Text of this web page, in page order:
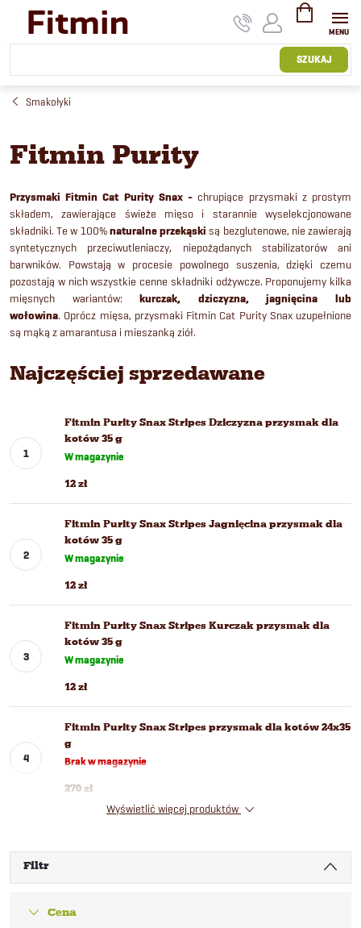
treści
SZUKAJ
KOSZYK
Smakołyki
Fitmin Purity
Przysmaki Fitmin Cat Purity Snax - chrupiące przysmaki z prostym
składem, zawierające świeże mięso i starannie wyselekcjonowane
składniki.Te w 100%naturalne przekąski są bezglutenowe, nie zawierają
syntetycznych przeciwutleniaczy, niepożądanych stabilizatorów ani
barwników. Powstają w procesie powolnego suszenia, dzięki czemu
pozostają w nich wszystkie cenne składniki odżywcze. Proponujemy kilka
mięsnych wariantów:kurczak, dziczyzna, jagnięcina lub
wołowina. Oprócz mięsa, przysmaki Fitmin Cat Purity Snax uzupełnione
są mąką z amarantusa i mieszanką ziół.
Najczęściej sprzedawane
Fitmin Purity Snax Stripes Dziczyzna przysmak dla
kotów 35 g
W magazynie
12 zł
Fitmin Purity Snax Stripes Jagnięcina przysmak dla
kotów 35 g
W magazynie
12 zł
Fitmin Purity Snax Stripes Kurczak przysmak dla
kotów 35 g
W magazynie
12 zł
Fitmin Purity Snax Stripes przysmak dla kotów 24x35
g
Brak w magazynie
270 zł
Wyświetlić więcej produktów
Filtr
Cena